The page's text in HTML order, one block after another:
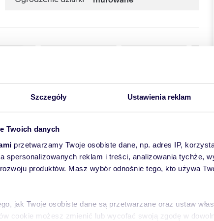
Szczegóły Ustawienia reklam
Twoich danych
przetwarzamy Twoje osobiste dane, np. adres IP,
spersonalizowanych reklam i treści, analizowania tychże,
produktów. Masz wybór odnośnie tego, kto używa
jak Twoje osobiste dane są przetwarzane oraz ustaw
cookie możesz zmienić lub wycofać swoją zgodę w
Wlkp.
asfaltem, kostką oraz częściowo gruzem idealnie
ciężarówek oraz TIR-ów.
wszystkim pod względem funkcjonalnym jak i